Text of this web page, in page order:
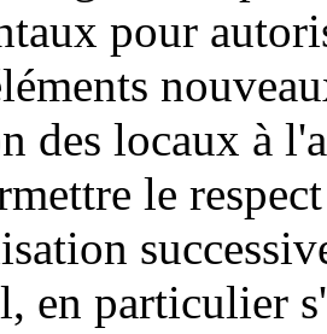
pour
des locaux à
le
en particulier